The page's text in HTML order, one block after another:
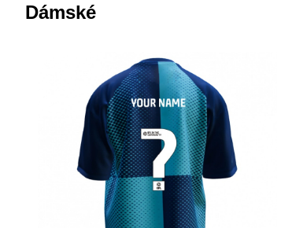
Dámské